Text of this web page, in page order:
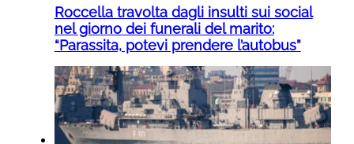
Roccella travolta dagli insulti sui social
nel giorno dei funerali del marito:
“Parassita, potevi prendere l’autobus”